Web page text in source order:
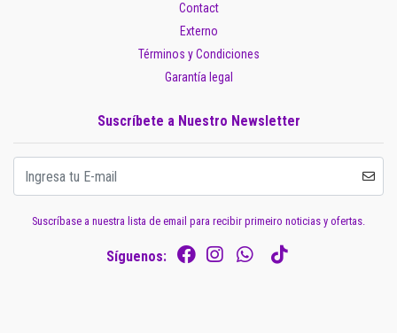
Contact
Externo
Términos y Condiciones
Garantía legal
Suscríbete a Nuestro Newsletter
Suscríbase a nuestra lista de email para recibir primeiro noticias y ofertas.
Síguenos: